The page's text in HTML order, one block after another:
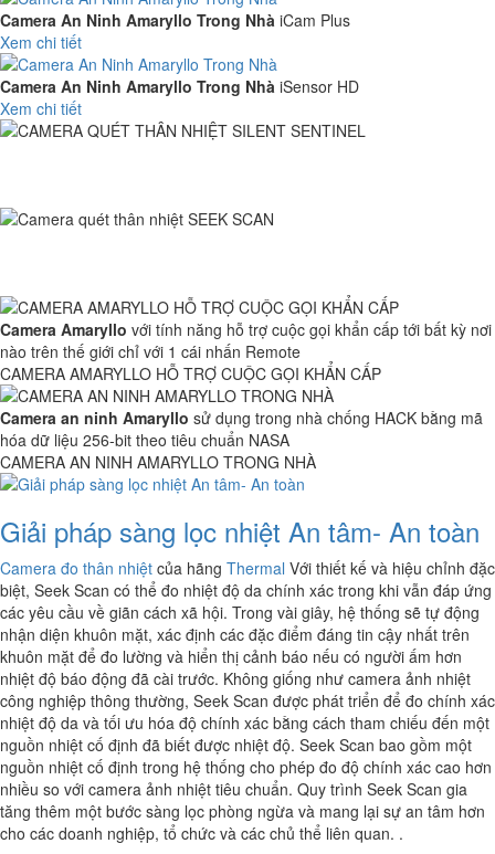
Camera An Ninh Amaryllo Trong Nhà iCam Plus
Xem chi tiết
Camera An Ninh Amaryllo Trong Nhà iSensor HD
Xem chi tiết
Camera Amaryllo với tính năng hỗ trợ cuộc gọi khẩn cấp tới bất kỳ nơi
nào trên thế giới chỉ với 1 cái nhấn Remote
CAMERA AMARYLLO HỖ TRỢ CUỘC GỌI KHẨN CẤP
Camera an ninh Amaryllo sử dụng trong nhà chống HACK bằng mã
hóa dữ liệu 256-bit theo tiêu chuẩn NASA
CAMERA AN NINH AMARYLLO TRONG NHÀ
Giải pháp sàng lọc nhiệt An tâm- An toàn
Camera đo thân nhiệt của hãng Thermal Với thiết kế và hiệu chỉnh đặc
biệt, Seek Scan có thể đo nhiệt độ da chính xác trong khi vẫn đáp ứng
các yêu cầu về giãn cách xã hội. Trong vài giây, hệ thống sẽ tự động
nhận diện khuôn mặt, xác định các đặc điểm đáng tin cậy nhất trên
khuôn mặt để đo lường và hiển thị cảnh báo nếu có người ấm hơn
nhiệt độ báo động đã cài trước. Không giống như camera ảnh nhiệt
công nghiệp thông thường, Seek Scan được phát triển để đo chính xác
nhiệt độ da và tối ưu hóa độ chính xác bằng cách tham chiếu đến một
nguồn nhiệt cố định đã biết được nhiệt độ. Seek Scan bao gồm một
nguồn nhiệt cố định trong hệ thống cho phép đo độ chính xác cao hơn
nhiều so với camera ảnh nhiệt tiêu chuẩn. Quy trình Seek Scan gia
tăng thêm một bước sàng lọc phòng ngừa và mang lại sự an tâm hơn
cho các doanh nghiệp, tổ chức và các chủ thể liên quan. .